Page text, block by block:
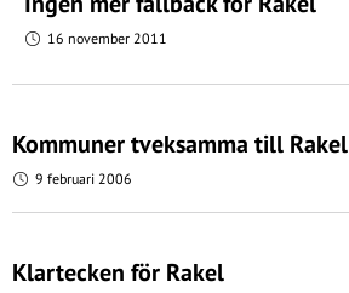
16 november 2011
Kommuner tveksamma till Rakel
9 februari 2006
Klartecken för Rakel